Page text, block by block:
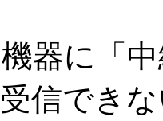
器に「
信でき